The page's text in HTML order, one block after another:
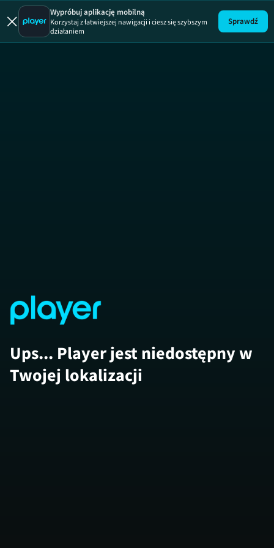
Wypróbuj aplikację mobilną
Korzystaj z łatwiejszej nawigacji i ciesz się szybszym
działaniem
Sprawdź
Ups... Player jest niedostępny w
Twojej lokalizacji